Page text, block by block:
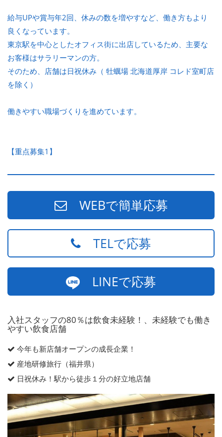
給与UPや賞与年2回、休みの数を増やすなど、働き方もより
良くなっています。
東京駅を中心としたオフィス街に出店しているため、主要な
お客様はサラリーマンの方。
そのため、店舗は日祝休み（ 牡蠣場 北海道厚岸 コレド室町店
を除く）
働きやすい職場づくりを進めています。
【重点募集1】
WEBで簡単応募
TELで応募
LINEで応募
入社スタッフの80％は飲食未経験！、未経験でも働き
やすい飲食店舗
今年も新店舗オープンの成長企業！
産地研修旅行（福井県）
日祝休み！駅から徒歩１分の好立地店舗